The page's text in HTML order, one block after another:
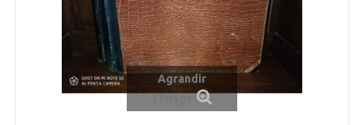
Agrandir